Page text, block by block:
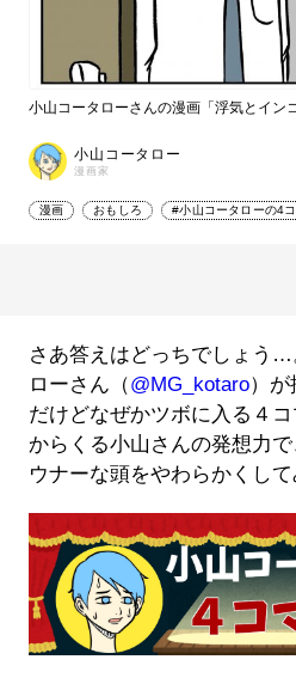
小山コータローさんの漫画「浮気とイン
小山コータロー
漫画家
漫画 おもしろ #小山コータローの4
さあ答えはどっちでしょう…
ローさん（@MG_kotaro）が
だけどなぜかツボに入る４
からくる小山さんの発想力
ウナーな頭をやわらかくして